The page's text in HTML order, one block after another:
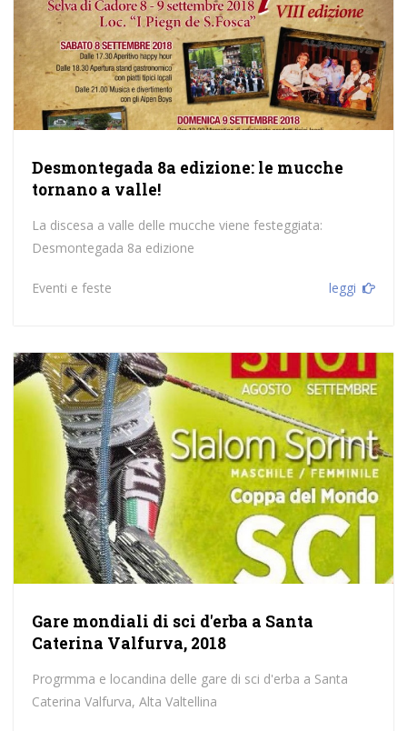
Desmontegada 8a edizione: le mucche
tornano a valle!
La discesa a valle delle mucche viene festeggiata:
Desmontegada 8a edizione
Eventi e feste leggi
Gare mondiali di sci d'erba a Santa
Caterina Valfurva, 2018
Progrmma e locandina delle gare di sci d'erba a Santa
Caterina Valfurva, Alta Valtellina